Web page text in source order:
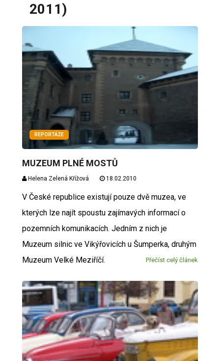
2011)
REPORTÁŽE
MUZEUM PLNÉ MOSTŮ
Helena Zelená Křížová 18.02.2010
V České republice existují pouze dvě muzea, ve
kterých lze najít spoustu zajímavých informací o
pozemních komunikacích. Jedním z nich je
Muzeum silnic ve Vikýřovicích u Šumperka, druhým
Muzeum Velké Meziříčí.
Přečíst celý článek